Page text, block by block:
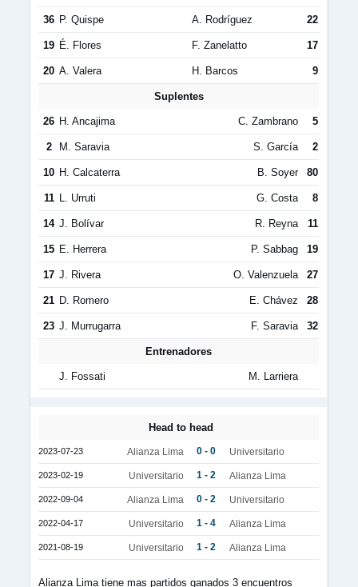
36 P. Quispe A. Rodríguez 22
19 É. Flores F. Zanelatto 17
20 A. Valera H. Barcos 9
Suplentes
26 H. Ancajima C. Zambrano 5
2 M. Saravia S. García 2
10 H. Calcaterra B. Soyer 80
11 L. Urruti G. Costa 8
14 J. Bolívar R. Reyna 11
15 E. Herrera P. Sabbag 19
17 J. Rivera O. Valenzuela 27
21 D. Romero E. Chávez 28
23 J. Murrugarra F. Saravia 32
Entrenadores
J. Fossati M. Larriera
Head to head
2023-07-23 Alianza Lima 0 - 0 Universitario
2023-02-19 Universitario 1 - 2 Alianza Lima
2022-09-04 Alianza Lima 0 - 2 Universitario
2022-04-17 Universitario 1 - 4 Alianza Lima
2021-08-19 Universitario 1 - 2 Alianza Lima
Alianza Lima tiene mas partidos ganados 3 encuentros